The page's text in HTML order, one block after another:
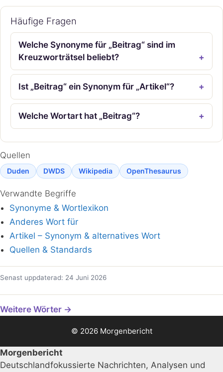
Häufige Fragen
Welche Synonyme für „Beitrag“ sind im
Kreuzworträtsel beliebt?
Ist „Beitrag“ ein Synonym für „Artikel“?
Welche Wortart hat „Beitrag“?
Quellen
Duden DWDS Wikipedia OpenThesaurus
Verwandte Begriffe
Synonyme & Wortlexikon
Anderes Wort für
Artikel – Synonym & alternatives Wort
Quellen & Standards
Senast uppdaterad: 24 Juni 2026
Weitere Wörter →
© 2026 Morgenbericht
Morgenbericht
Deutschlandfokussierte Nachrichten, Analysen und